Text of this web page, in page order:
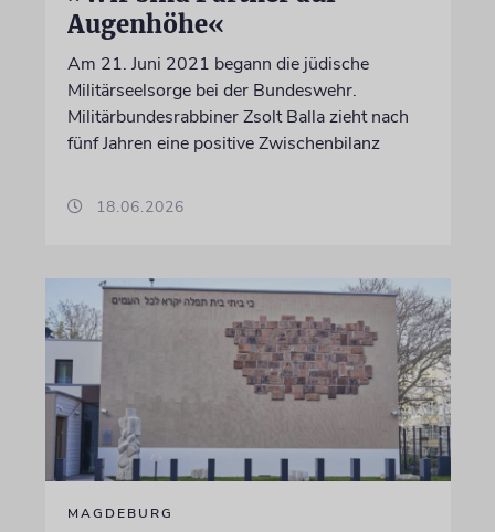
Augenhöhe«
Am 21. Juni 2021 begann die jüdische
Militärseelsorge bei der Bundeswehr.
Militärbundesrabbiner Zsolt Balla zieht nach
fünf Jahren eine positive Zwischenbilanz
18.06.2026
MAGDEBURG